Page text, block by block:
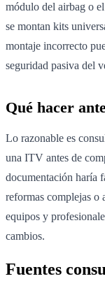
módulo del airbag o
se montan kits
montaje incorrecto
seguridad pasiva del
Qué hacer
Lo razonable es
una ITV antes de
documentación haría
reformas complejas o
equipos y
cambios.
Fuentes